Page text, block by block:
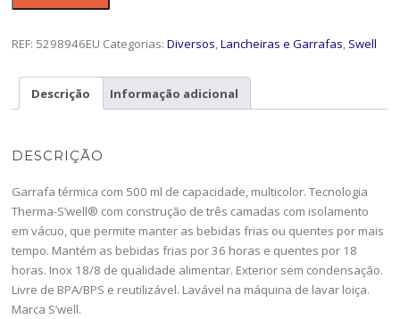
500
Burgun.Swirl-
5298946EU
REF: 5298946EU Categorias:Diversos,Lancheiras e Garrafas, Swell
Descrição Informação adicional
DESCRIÇÃO
Garrafa térmica com 500 ml de capacidade, multicolor. Tecnologia
Therma-S’well® com construção de três camadas com isolamento
em vácuo, que permite manter as bebidas frias ou quentes por mais
tempo. Mantém as bebidas frias por 36 horas e quentes por 18
horas. Inox 18/8 de qualidade alimentar. Exterior sem condensação.
Livre de BPA/BPS e reutilizável. Lavável na máquina de lavar loiça.
Marca S’well.